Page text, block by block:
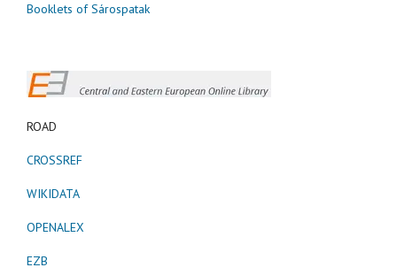
Booklets of Sárospatak
ROAD
CROSSREF
WIKIDATA
OPENALEX
EZB